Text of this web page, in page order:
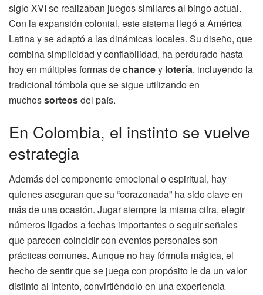
siglo XVI se realizaban juegos similares al bingo actual.
Con la expansión colonial, este sistema llegó a América
Latina y se adaptó a las dinámicas locales. Su diseño, que
combina simplicidad y confiabilidad, ha perdurado hasta
hoy en múltiples formas dechancey lotería, incluyendo la
tradicional tómbola que se sigue utilizando en
muchossorteosdel país.
En Colombia, el instinto se vuelve
estrategia
Además del componente emocional o espiritual, hay
quienes aseguran que su “corazonada” ha sido clave en
más de una ocasión. Jugar siempre la misma cifra, elegir
números ligados a fechas importantes o seguir señales
que parecen coincidir con eventos personales son
prácticas comunes. Aunque no hay fórmula mágica, el
hecho de sentir que se juega con propósito le da un valor
distinto al intento, convirtiéndolo en una experiencia